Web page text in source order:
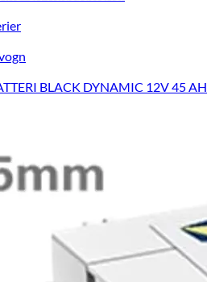
BLACK DYNAMIC 12V 45 AH